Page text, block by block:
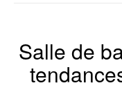
Salle de